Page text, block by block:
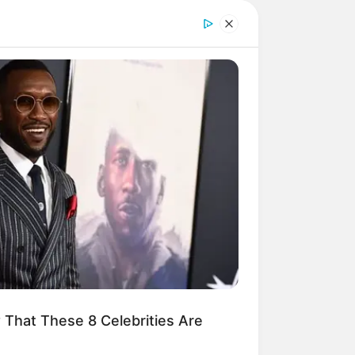
vorgestellt und beschrieben (gilt
gemietet werden. Möglich sind
mitRoutenplaner
sowie die
These 8 Celebrities Are